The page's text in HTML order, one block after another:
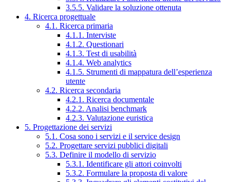
3.5.5. Validare la soluzione ottenuta
4. Ricerca progettuale
4.1. Ricerca primaria
4.1.1. Interviste
4.1.2. Questionari
4.1.3. Test di usabilità
4.1.4. Web analytics
4.1.5. Strumenti di mappatura dell’esperienza
utente
4.2. Ricerca secondaria
4.2.1. Ricerca documentale
4.2.2. Analisi benchmark
4.2.3. Valutazione euristica
5. Progettazione dei servizi
5.1. Cosa sono i servizi e il service design
5.2. Progettare servizi pubblici digitali
5.3. Definire il modello di servizio
5.3.1. Identificare gli attori coinvolti
5.3.2. Formulare la proposta di valore